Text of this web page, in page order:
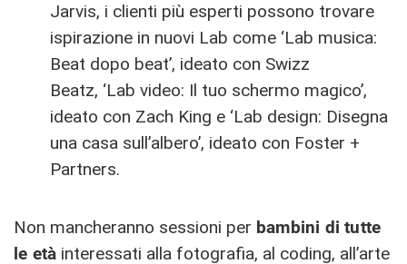
Jarvis, i clienti più esperti possono trovare
ispirazione in nuovi Lab come ‘Lab musica:
Beat dopo beat’, ideato con Swizz
Beatz, ‘Lab video: Il tuo schermo magico’,
ideato con Zach King e ‘Lab design: Disegna
una casa sull’albero’, ideato con Foster +
Partners.
Non mancheranno sessioni per bambini di tutte
le età interessati alla fotografia, al coding, all’arte